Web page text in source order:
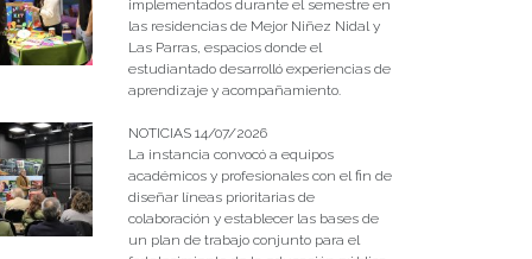
implementados durante el semestre en
las residencias de Mejor Niñez Nidal y
Las Parras, espacios donde el
estudiantado desarrolló experiencias de
aprendizaje y acompañamiento.
NOTICIAS 14/07/2026
La instancia convocó a equipos
académicos y profesionales con el fin de
diseñar líneas prioritarias de
colaboración y establecer las bases de
un plan de trabajo conjunto para el